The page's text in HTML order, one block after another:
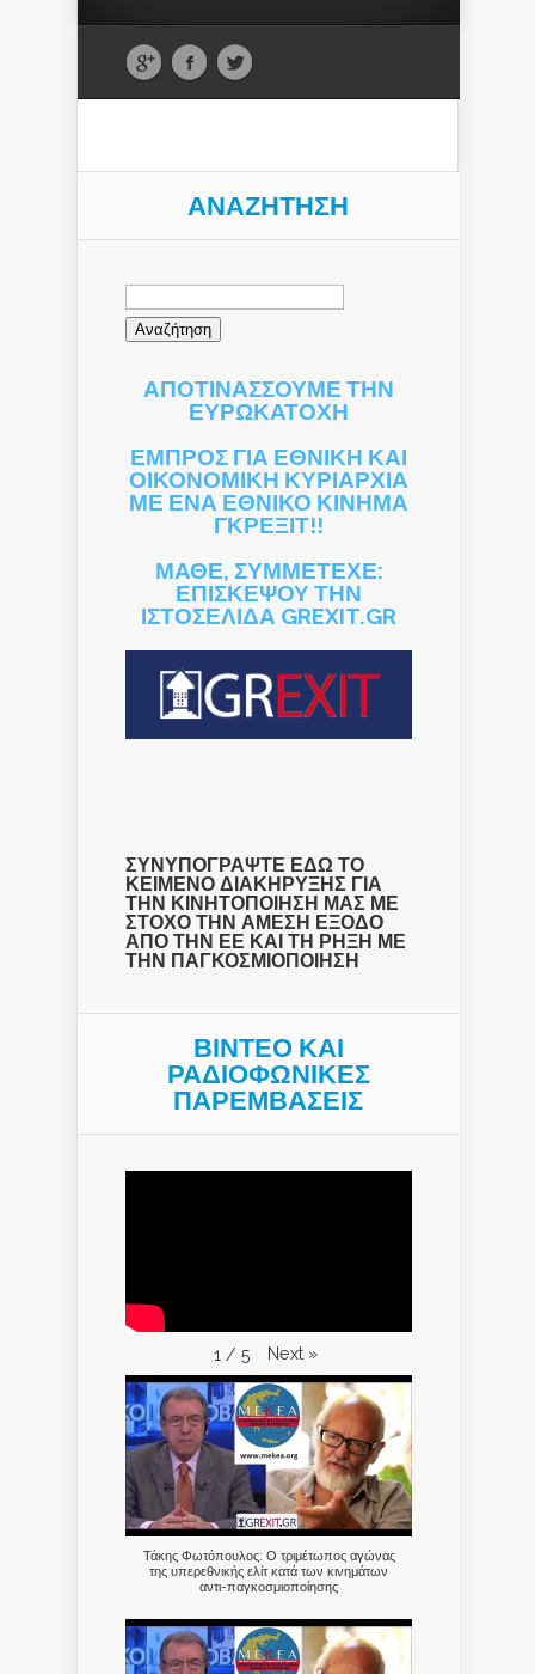
ΑΝΑΖΉΤΗΣΗ
Αναζήτηση
ΑΠΟΤΙΝΑΣΣΟΥΜΕ ΤΗΝ
ΕΥΡΩΚΑΤΟΧΗ
ΕΜΠΡΟΣ ΓΙΑ ΕΘΝΙΚΗ ΚΑΙ
ΟΙΚΟΝΟΜΙΚΗ ΚΥΡΙΑΡΧΙΑ
ΜΕ ΕΝΑ ΕΘΝΙΚΟ ΚΙΝΗΜΑ
ΓΚΡΕΞΙΤ!!
ΜΑΘΕ, ΣΥΜΜΕΤΕΧΕ:
ΕΠΙΣΚΕΨΟΥ ΤΗΝ
ΙΣΤΟΣΕΛΙΔΑ GREXIT.GR
ΣΥΝΥΠΟΓΡΑΨΤΕ ΕΔΩ ΤΟ
ΚΕΙΜΕΝΟ ΔΙΑΚΗΡΥΞΗΣ ΓΙΑ
ΤΗΝ ΚΙΝΗΤΟΠΟΙΗΣΗ ΜΑΣ ΜΕ
ΣΤΟΧΟ ΤΗΝ ΑΜΕΣΗ ΕΞΟΔΟ
ΑΠΟ ΤΗΝ ΕΕ ΚΑΙ ΤΗ ΡΗΞΗ ΜΕ
ΤΗΝ ΠΑΓΚΟΣΜΙΟΠΟΙΗΣΗ
ΒΙΝΤΕΟ ΚΑΙ
ΡΑΔΙΟΦΩΝΙΚΕΣ
ΠΑΡΕΜΒΑΣΕΙΣ
1 / 5 Next »
Τάκης Φωτόπουλος: Ο τριμέτωπος αγώνας
της υπερεθνικής ελίτ κατά των κινημάτων
αντι-παγκοσμιοποίησης